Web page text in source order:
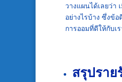
วางแผนได้เลยว่า
อย่างไรบ้าง ซึ่งข้
การออมที่ดีให้กับเ
สรุปราย